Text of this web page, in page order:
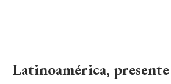
Latinoamérica,